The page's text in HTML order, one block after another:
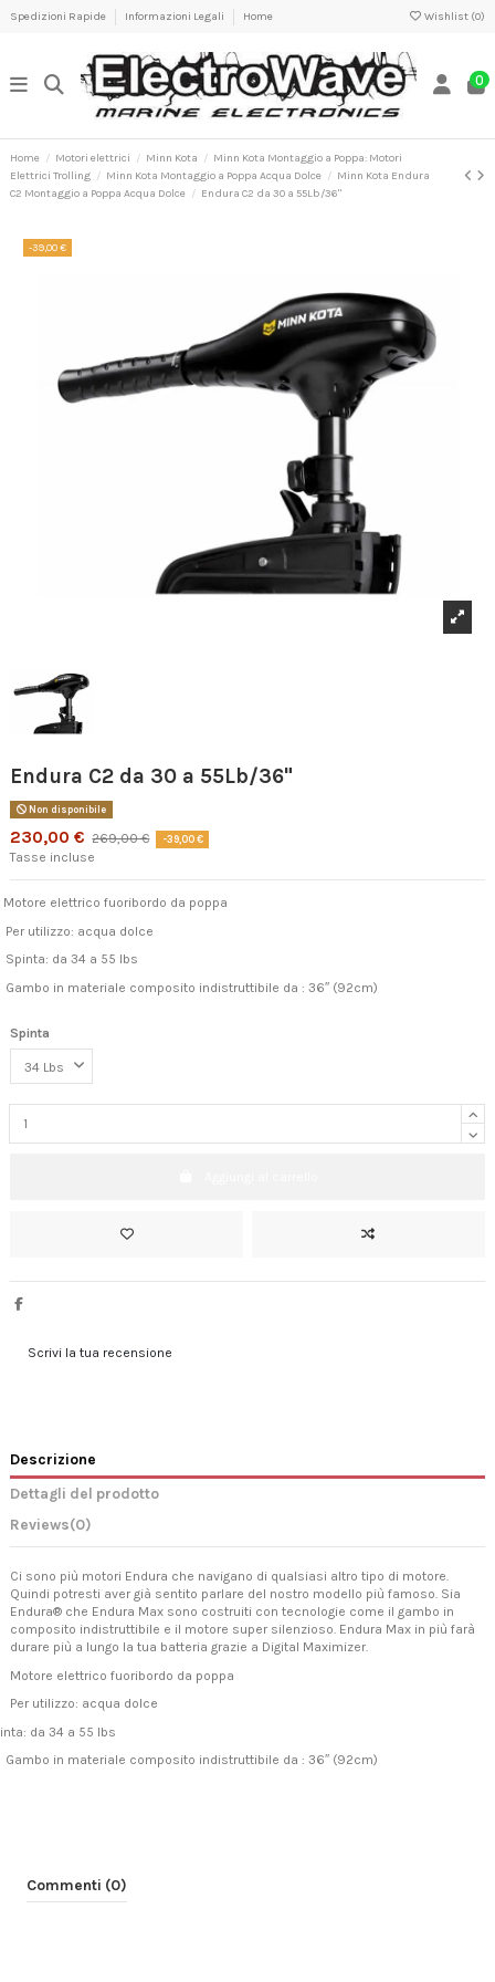
Spedizioni Rapide Informazioni Legali Home Wishlist (0)
0
Home Motori elettrici Minn Kota
Minn Kota Montaggio a Poppa: Motori
Elettrici Trolling
Minn Kota Montaggio a Poppa Acqua Dolce
Minn Kota Endura
C2 Montaggio a Poppa Acqua Dolce
Endura C2 da 30 a 55Lb/36"
-39,00 €
Endura C2 da 30 a 55Lb/36"
Non disponibile
230,00 € 269,00 € -39,00 €
Tasse incluse
Motore elettrico fuoribordo da poppa
Per utilizzo: acqua dolce
Spinta: da 34 a 55 lbs
Gambo in materiale composito indistruttibile da : 36″ (92cm)
Spinta
Scrivi la tua recensione
Descrizione
Dettagli del prodotto
Reviews(0)
Ci sono più motori Endura che navigano di qualsiasi altro tipo di motore.
Quindi potresti aver già sentito parlare del nostro modello più famoso. Sia
Endura® che Endura Max sono costruiti con tecnologie come il gambo in
composito indistruttibile e il motore super silenzioso. Endura Max in più farà
durare più a lungo la tua batteria grazie a Digital Maximizer.
Motore elettrico fuoribordo da poppa
Per utilizzo: acqua dolce
da 34 a 55 lbs
Gambo in materiale composito indistruttibile da : 36″ (92cm)
Commenti (0)